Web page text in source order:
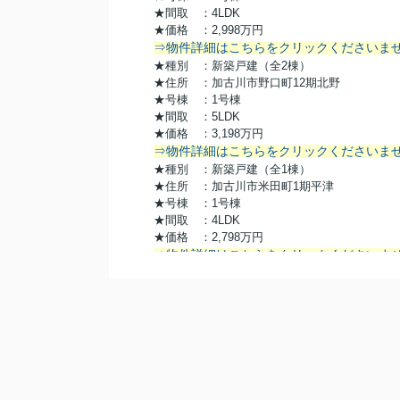
★間取 ：4LDK
★価格 ：2,998万円
⇒物件詳細はこちらをクリックくださいま
★種別 ：新築戸建（全2棟）
★住所 ：加古川市野口町12期北野
★号棟 ：1号棟
★間取 ：5LDK
★価格 ：3,198万円
⇒物件詳細はこちらをクリックくださいま
★種別 ：新築戸建（全1棟）
★住所 ：加古川市米田町1期平津
★号棟 ：1号棟
★間取 ：4LDK
★価格 ：2,798万円
⇒物件詳細はこちらをクリックくださいま